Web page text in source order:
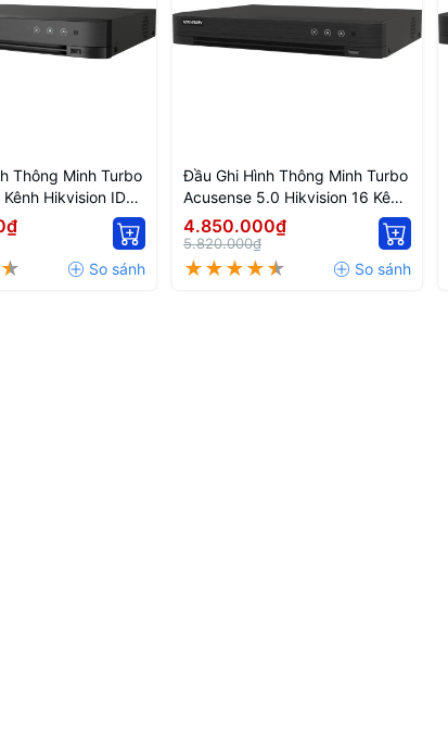
Thông Minh Turbo
Hikvision IDS-
FA
Đầu Ghi Hình Thông Minh Turbo
Acusense 5.0 Hikvision 16 Kênh
iDS-7216HQHI-M1/S
4.850.000₫
5.820.000₫